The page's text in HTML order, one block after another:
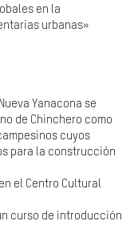
en la
urbanas»
Yanacona se
de Chinchero como
cuyos
para la construcción
en el Centro Cultural
curso de introducción